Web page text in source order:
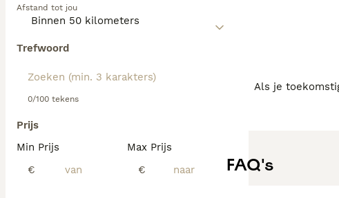
Afstand tot jou
Trefwoord
0/100 tekens
Prijs
Min Prijs
€
Max Prijs
€
Als je
FAQ's